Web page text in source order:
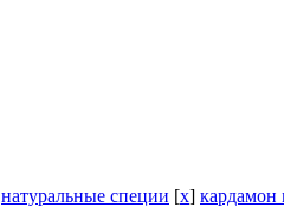
натуральные специи [x] кардамон